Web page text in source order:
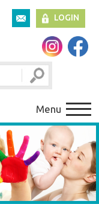
LOGIN
Menu